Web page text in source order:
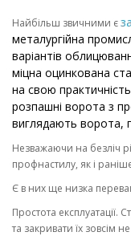
Найбільш звичними є
металургійна
варіантів
міцна оцинкована
на свою
розпашні ворота з
виглядають ворота,
Незважаючи на безліч
профнастилу, як і
Є в них ще низка
Простота експлуатації.
та закривати їх зовсім